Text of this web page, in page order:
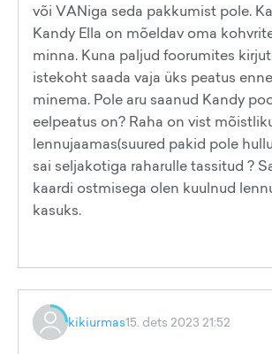
või VANiga seda pakkumist pole.
Kandy Ella on mõeldav oma
minna. Kuna paljud foorumites
istekoht saada vaja üks peatus
minema. Pole aru saanud Kandy
eelpeatus on? Raha on vist
lennujaamas(suured pakid pole
sai seljakotiga raharulle tassitud ?
kaardi ostmisega olen kuulnud
kasuks.
kikiurmas15. dets 2023 21:52